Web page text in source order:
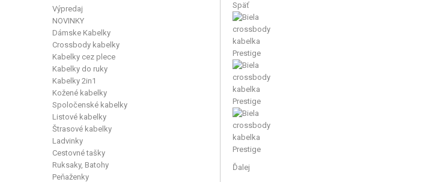
Výpredaj
NOVINKY
Dámske Kabelky
Crossbody kabelky
Kabelky cez plece
Kabelky do ruky
Kabelky 2in1
Kožené kabelky
Spoločenské kabelky
Listové kabelky
Štrasové kabelky
Ladvinky
Cestovné tašky
Ruksaky, Batohy
Peňaženky
Späť
Ďalej